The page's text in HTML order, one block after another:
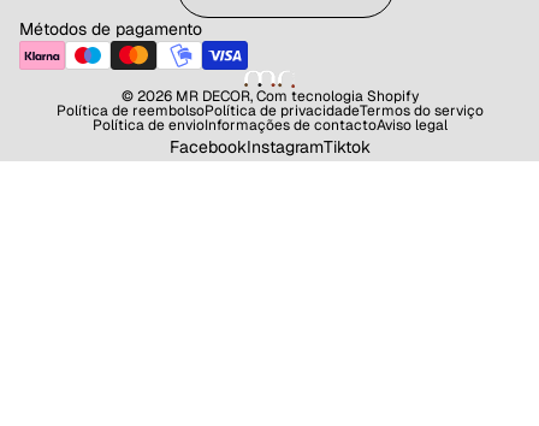
Métodos de pagamento
© 2026 MR DECOR,Com tecnologia Shopify
Política de reembolsoPolítica de privacidadeTermos do serviço
Política de envioInformações de contactoAviso legal
FacebookInstagramTiktok